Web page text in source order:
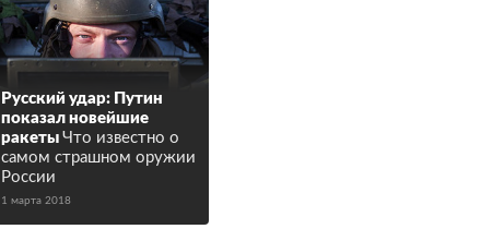
Русский удар: Путин
показал новейшие
ракеты Что известно о
самом страшном оружии
России
1 марта 2018